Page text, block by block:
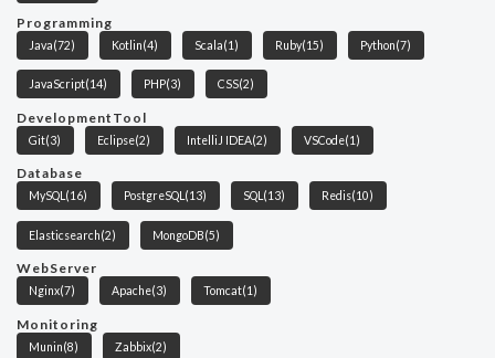
Programming
Java(72) Kotlin(4) Scala(1) Ruby(15) Python(7)
JavaScript(14) PHP(3) CSS(2)
DevelopmentTool
Git(3) Eclipse(2) IntelliJ IDEA(2) VSCode(1)
Database
MySQL (16) PostgreSQL (13) SQL (13) Redis(10)
Elasticsearch(2) MongoDB(5)
WebServer
Nginx(7) Apache(3) Tomcat(1)
Monitoring
Munin(8) Zabbix(2)